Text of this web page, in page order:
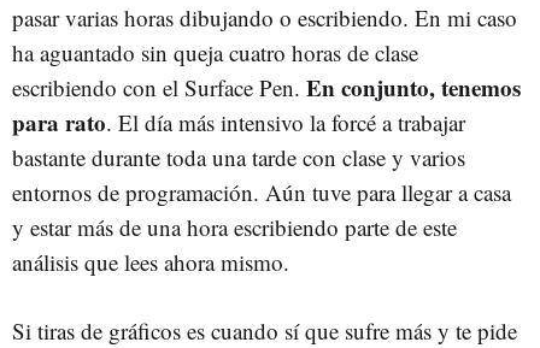
pasar varias horas dibujando o escribiendo. En mi caso
ha aguantado sin queja cuatro horas de clase
escribiendo con el Surface Pen. En conjunto, tenemos
para rato. El día más intensivo la forcé a trabajar
bastante durante toda una tarde con clase y varios
entornos de programación. Aún tuve para llegar a casa
y estar más de una hora escribiendo parte de este
análisis que lees ahora mismo.
Si tiras de gráficos es cuando sí que sufre más y te pide